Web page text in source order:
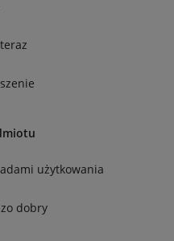
użytkowania
dobry